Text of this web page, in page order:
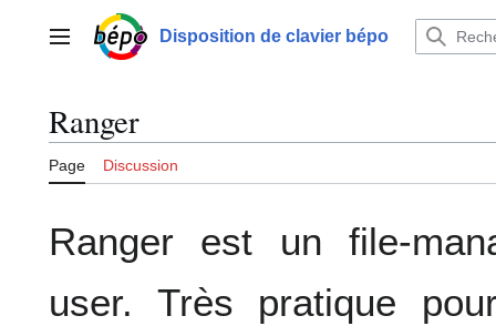
contenuMenu principalDisposition de clavier bépo
Ranger
Page Discussion
Ranger est un file-
user. Très pratique